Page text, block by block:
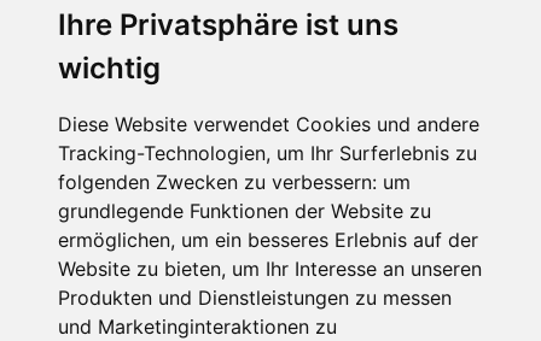
Ihre Privatsphäre ist uns
wichtig
Diese Website verwendet Cookies und andere
Tracking-Technologien, um Ihr Surferlebnis zu
folgenden Zwecken zu verbessern: um
grundlegende Funktionen der Website zu
ermöglichen, um ein besseres Erlebnis auf der
Website zu bieten, um Ihr Interesse an unseren
Produkten und Dienstleistungen zu messen
und Marketinginteraktionen zu
personenbezogenen Daten an den
Empfänger dieser Nachricht weitergeleitet
werden dürfen. Weitere Informationen und
Widerrufshinweise findest Du in der
Datenschutzerklärung.
Anfrage abschicken
Diese Seite ist durch reCAPTCHA geschützt und es
gelten die GoogleDatenschutzerklärung und
Nutzungsbedingungen.